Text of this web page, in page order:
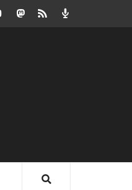
Mastodon.eus
RSS Podcast